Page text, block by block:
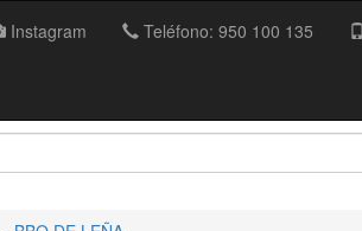
Instagram Teléfono: 950 100 135